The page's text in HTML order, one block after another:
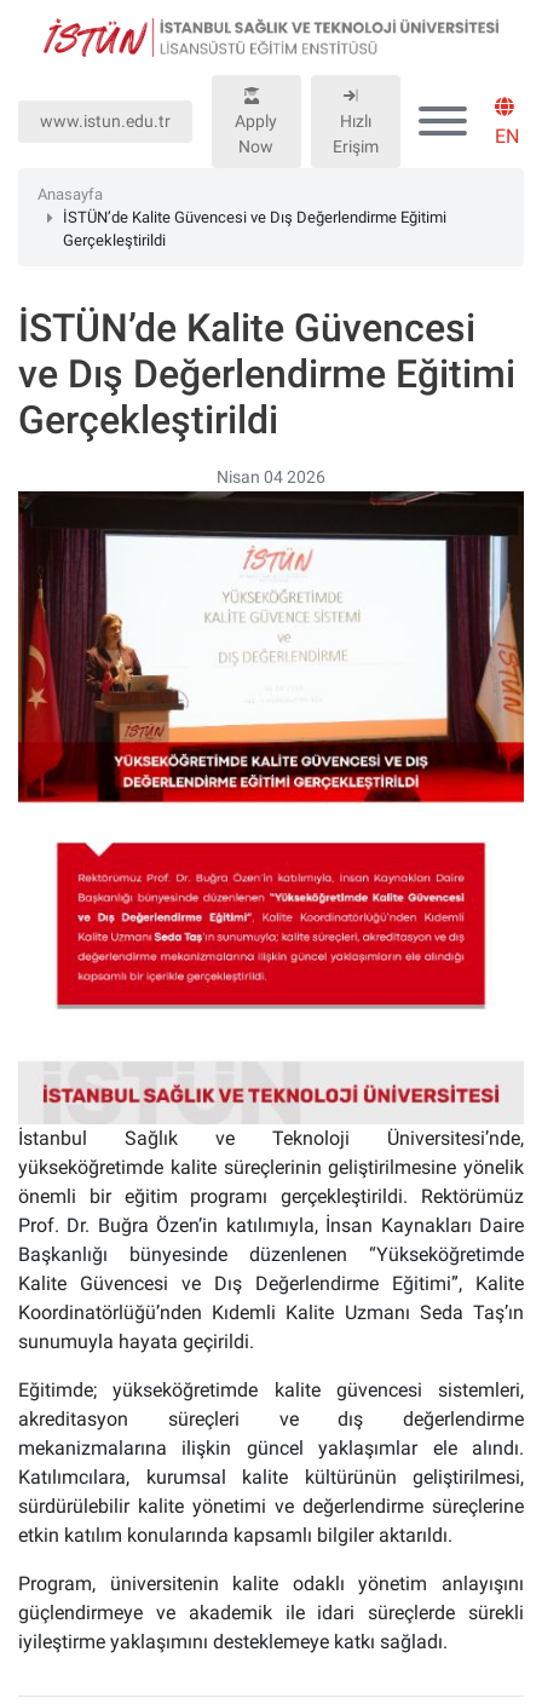
dikkat:
sitesinde,
destekleyen
"Nagish
sistemi
bulunur.
www.istun.edu.tr
Apply
Now
Hızlı
Erişim
EN
Anasayfa
İSTÜN’de Kalite Güvencesi ve Dış Değerlendirme Eğitimi
Gerçekleştirildi
İSTÜN’de Kalite Güvencesi
ve Dış Değerlendirme Eğitimi
Gerçekleştirildi
Nisan 04 2026
İstanbul Sağlık ve Teknoloji Üniversitesi’nde,
yükseköğretimde kalite süreçlerinin geliştirilmesine yönelik
önemli bir eğitim programı gerçekleştirildi. Rektörümüz
Prof. Dr. Buğra Özen’in katılımıyla, İnsan Kaynakları Daire
Başkanlığı bünyesinde düzenlenen “Yükseköğretimde
Kalite Güvencesi ve Dış Değerlendirme Eğitimi”, Kalite
Koordinatörlüğü’nden Kıdemli Kalite Uzmanı Seda Taş’ın
sunumuyla hayata geçirildi.
Eğitimde; yükseköğretimde kalite güvencesi sistemleri,
akreditasyon süreçleri ve dış değerlendirme
mekanizmalarına ilişkin güncel yaklaşımlar ele alındı.
Katılımcılara, kurumsal kalite kültürünün geliştirilmesi,
sürdürülebilir kalite yönetimi ve değerlendirme süreçlerine
etkin katılım konularında kapsamlı bilgiler aktarıldı.
Program, üniversitenin kalite odaklı yönetim anlayışını
güçlendirmeye ve akademik ile idari süreçlerde sürekli
iyileştirme yaklaşımını desteklemeye katkı sağladı.